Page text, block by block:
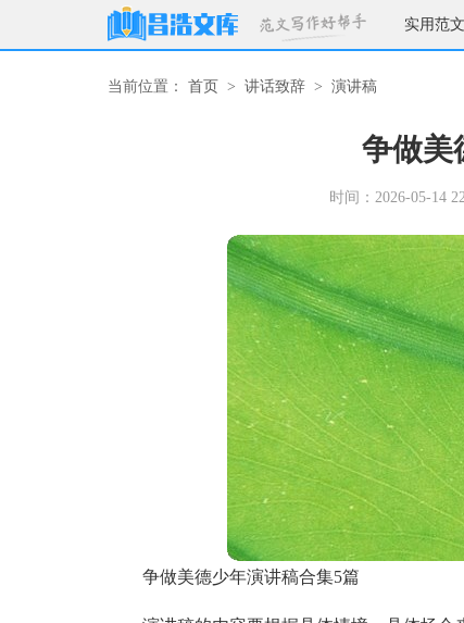
实用范文
当前位置： 首页 > 讲话致辞 > 演讲稿
争做美
时间：2026-05-14
争做美德少年演讲稿合集5篇